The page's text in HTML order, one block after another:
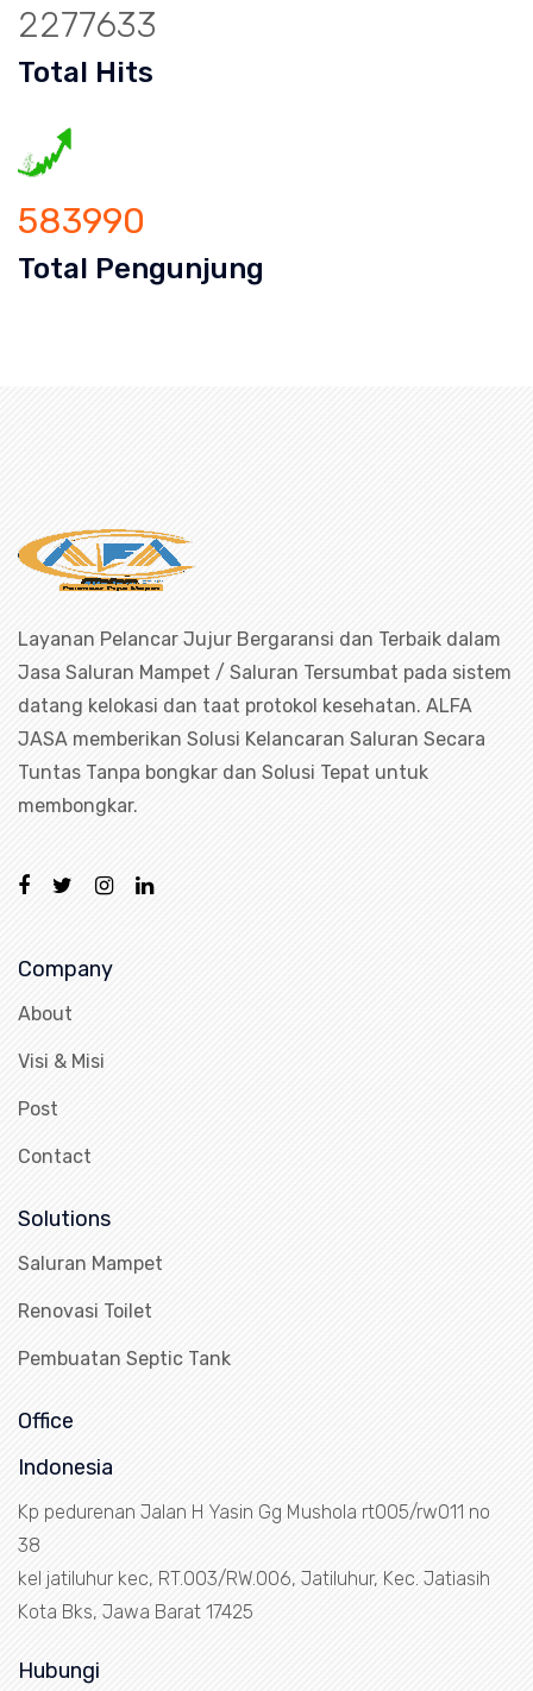
2277633
Total Hits
583990
Total Pengunjung
Layanan Pelancar Jujur Bergaransi dan Terbaik dalam
Jasa Saluran Mampet / Saluran Tersumbat pada sistem
datang kelokasi dan taat protokol kesehatan. ALFA
JASA memberikan Solusi Kelancaran Saluran Secara
Tuntas Tanpa bongkar dan Solusi Tepat untuk
membongkar.
Company
About
Visi & Misi
Post
Contact
Solutions
Saluran Mampet
Renovasi Toilet
Pembuatan Septic Tank
Office
Indonesia
Kp pedurenan Jalan H Yasin Gg Mushola rt005/rw011 no
38
kel jatiluhur kec, RT.003/RW.006, Jatiluhur, Kec. Jatiasih
Kota Bks, Jawa Barat 17425
Hubungi